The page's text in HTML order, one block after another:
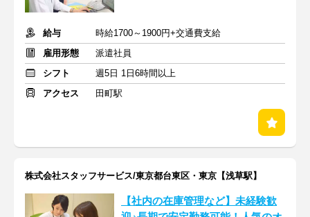
給与
時給1700～1900円+交通費支給
雇用形態
派遣社員
シフト
週5日 1日6時間以上
アクセス
田町駅
株式会社スタッフサービス/東京都台東区・東京【浅草駅】
【社内の在庫管理など】未経験歓